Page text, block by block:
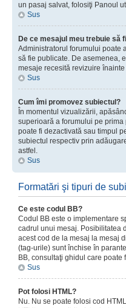
un pasaj salvat, folosiţi Panoul
Sus
De ce mesajul meu trebuie să
Administratorul forumului poate
să fie publicate. De asemenea,
mesaje recesită revizuire
Sus
Cum îmi promovez subiectul?
În momentul vizualizării,
superioară a forumului pe
poate fi dezactivată sau timpul
subiectul respectiv prin
astfel.
Sus
Formatări şi tipuri de
Ce este codul BB?
Codul BB este o implementare
cadrul unui mesaj. Posibilitatea
acest cod de la mesaj la mesaj
(tag-urile) sunt închise în
BB, consultaţi ghidul care
Sus
Pot folosi HTML?
Nu. Nu se poate folosi cod